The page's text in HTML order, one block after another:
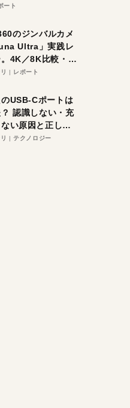
利機能5選。
すぐそこ！
ート
のジンバルカメ
Ultra」実践レ
。4K／8K比較・ズ
間撮影をチェッ
レポート
USB-Cポートは
認識しない・充
い原因と正しい
テクノロジー